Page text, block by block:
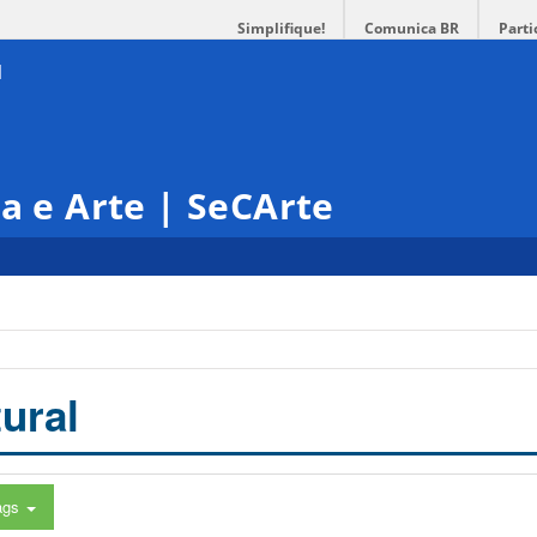
Simplifique! Comunica BR
e Arte | SeCArte